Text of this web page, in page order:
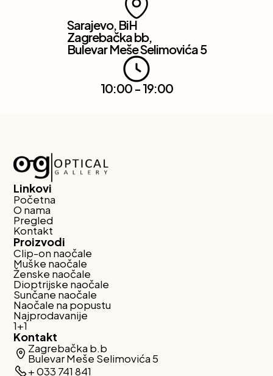
Sarajevo, BiH
Zagrebačka bb,
Bulevar Meše Selimovića 5
10:00 - 19:00
Linkovi
Početna
O nama
Pregled
Kontakt
Proizvodi
Clip-on naočale
Muške naočale
Ženske naočale
Dioptrijske naočale
Sunčane naočale
Naočale na popustu
Najprodavanije
1+1
Kontakt
Zagrebačka b.b
Bulevar Meše Selimovića 5
+ 033 741 841